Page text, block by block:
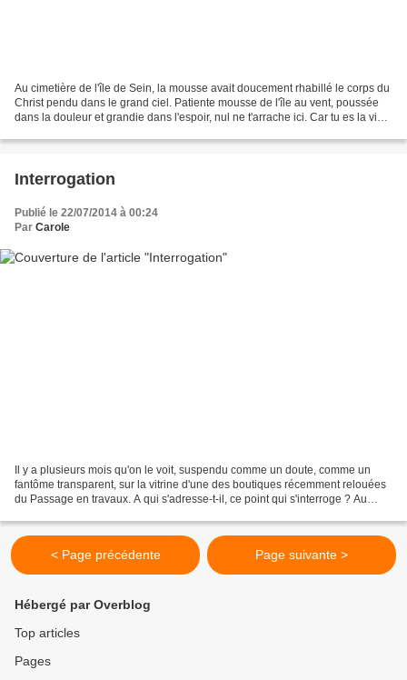
Au cimetière de l'île de Sein, la mousse avait doucement rhabillé le corps du
Christ pendu dans le grand ciel. Patiente mousse de l'île au vent, poussée
dans la douleur et grandie dans l'espoir, nul ne t'arrache ici. Car tu es la vie,
Interrogation
Publié le 22/07/2014 à 00:24
Par Carole
Il y a plusieurs mois qu'on le voit, suspendu comme un doute, comme un
fantôme transparent, sur la vitrine d'une des boutiques récemment relouées
du Passage en travaux. A qui s'adresse-t-il, ce point qui s'interroge ? Au
< Page précédente Page suivante >
Hébergé par Overblog
Top articles
Pages